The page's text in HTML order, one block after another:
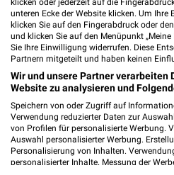
klicken oder jederzeit auf die
unteren Ecke der Website klicken. Um
klicken Sie auf den Fingerabdruck oder
und klicken Sie auf den Menüpunkt „Meine
Sie Ihre Einwilligung widerrufen. Diese
Partnern mitgeteilt und haben keinen
Wir und unsere Partner verarbeiten
Website zu analysieren und
Speichern von oder Zugriff auf
Verwendung reduzierter Daten zur
von Profilen für personalisierte Werbung.
Auswahl personalisierter Werbung.
Personalisierung von Inhalten.
personalisierter Inhalte. Messung der